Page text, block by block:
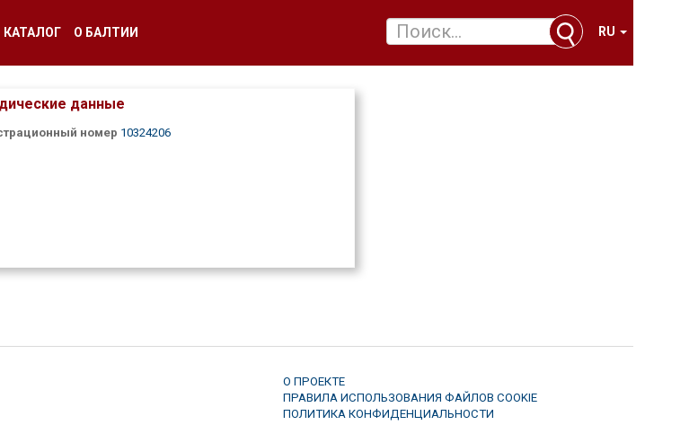
КАТАЛОГ О БАЛТИИ RU
данные
номер 10324206
О ПРОЕКТЕ
ПРАВИЛА ИСПОЛЬЗОВАНИЯ ФАЙЛОВ COOKIE
ПОЛИТИКА КОНФИДЕНЦИАЛЬНОСТИ